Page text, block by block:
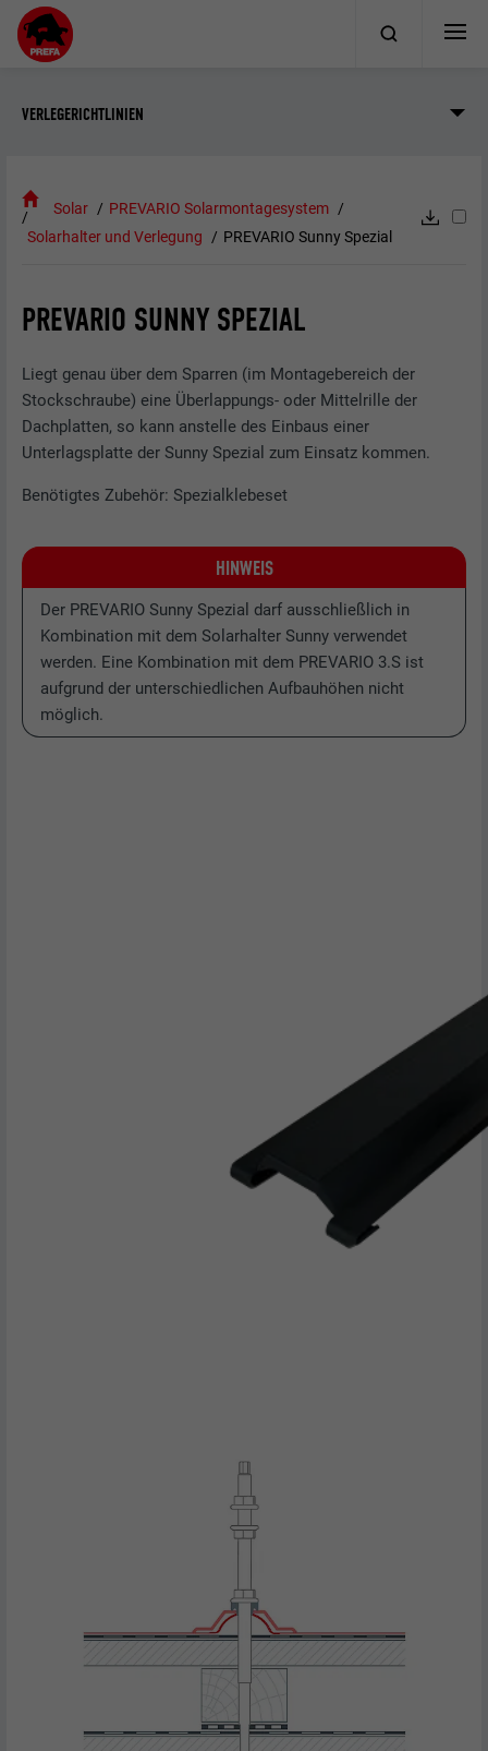
VERLEGERICHTLINIEN
Solar
PREVARIO Solarmontagesystem
Solarhalter und Verlegung
PREVARIO Sunny Spezial
PREVARIO SUNNY SPEZIAL
Liegt genau über dem Sparren (im Montagebereich der
Stockschraube) eine Überlappungs- oder Mittelrille der
Dachplatten, so kann anstelle des Einbaus einer
Unterlagsplatte der Sunny Spezial zum Einsatz kommen.
Benötigtes Zubehör: Spezialklebeset
HINWEIS
Der PREVARIO Sunny Spezial darf ausschließlich in
Kombination mit dem Solarhalter Sunny verwendet
werden. Eine Kombination mit dem PREVARIO 3.S ist
aufgrund der unterschiedlichen Aufbauhöhen nicht
möglich.